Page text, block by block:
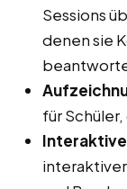
Sessions
denen sie
für